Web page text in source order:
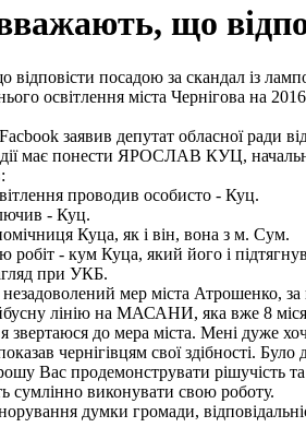
що
освітлення міста Чернігова на
заявив депутат обласної ради
має понести ЯРОСЛАВ КУЦ,
проводив особисто - Куц.
- Куц.
Куца, як і він, вона з м. Сум.
робіт - кум Куца, який його і
при УКБ.
мер міста Атрошенко, за
лінію на МАСАНИ, яка вже 8
звертаюся до мера міста. Мені дуже
чернігівцям свої здібності.
Вас продемонструвати рішучість
сумлінно виконувати свою роботу.
думки громади,